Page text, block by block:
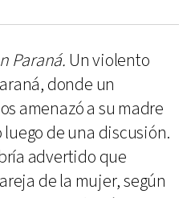
Paraná. Un violento
donde un
amenazó a su madre
de una discusión.
advertido que
de la mujer, según